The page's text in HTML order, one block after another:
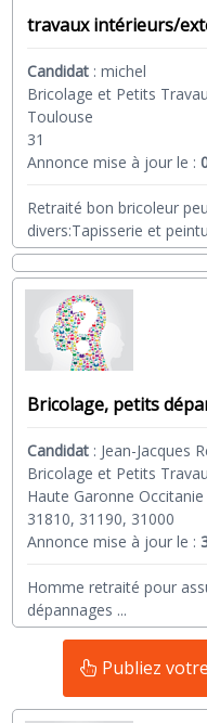
travaux intérieurs/
Candidat :michel
Bricolage et Petits
Toulouse
31
Annonce mise à jour le :
Retraité bon bricoleur
divers:Tapisserie et
Bricolage, petits
Candidat : Jean-Jacques
Bricolage et Petits
Haute Garonne Occitanie
31810, 31190, 31000
Annonce mise à jour le :
Homme retraité pour
dépannages ...
Publiez